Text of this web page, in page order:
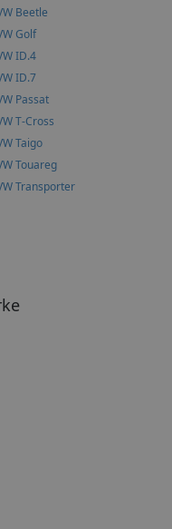
Beetle
Golf
ID.4
ID.7
Passat
T-Cross
Taigo
Touareg
Transporter